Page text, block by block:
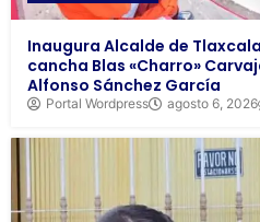
Inaugura Alcalde de
cancha Blas «Charro»
Alfonso Sánchez García
Portal Wordpress agosto 6, 2026